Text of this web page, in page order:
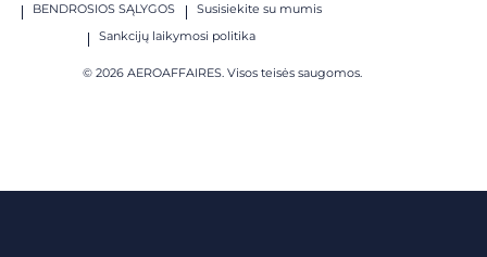
BENDROSIOS SĄLYGOS
Susisiekite su mumis
Sankcijų laikymosi politika
© 2026 AEROAFFAIRES. Visos teisės saugomos.